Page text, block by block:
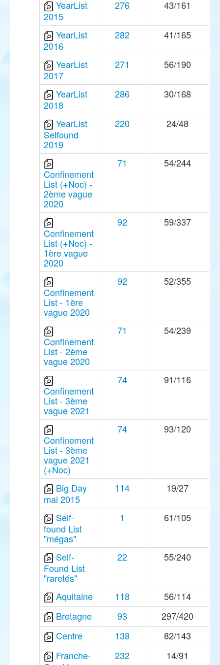
YearList
2015
276 43/161
YearList
2016
282 41/165
YearList
2017
271 56/190
YearList
2018
286 30/168
YearList
Selfound
2019
220 24/48
Confinement
List (+Noc) -
2ème vague
2020
71 54/244
Confinement
List (+Noc) -
1ère vague
2020
92 59/337
Confinement
List - 1ère
vague 2020
92 52/355
Confinement
List - 2ème
vague 2020
71 54/239
Confinement
List - 3ème
vague 2021
74 91/116
Confinement
List - 3ème
vague 2021
(+Noc)
74 93/120
Big Day
mai 2015
114 19/27
Self-
found List
"mégas"
1 61/105
Self-
Found List
"raretés"
22 55/240
Aquitaine 118
56/114
Bretagne
93
297/420
Centre
138
82/143
Franche-
232 14/91